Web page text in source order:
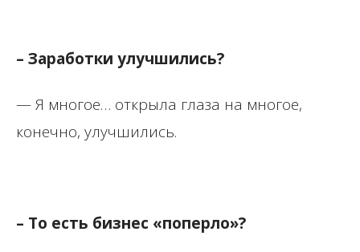
– Заработки улучшились?
— Я многое… открыла глаза на многое,
конечно, улучшились.
– То есть бизнес «поперло»?